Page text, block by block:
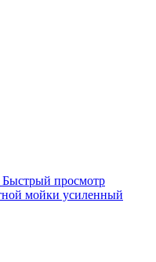
Быстрый просмотр
мойки усиленный